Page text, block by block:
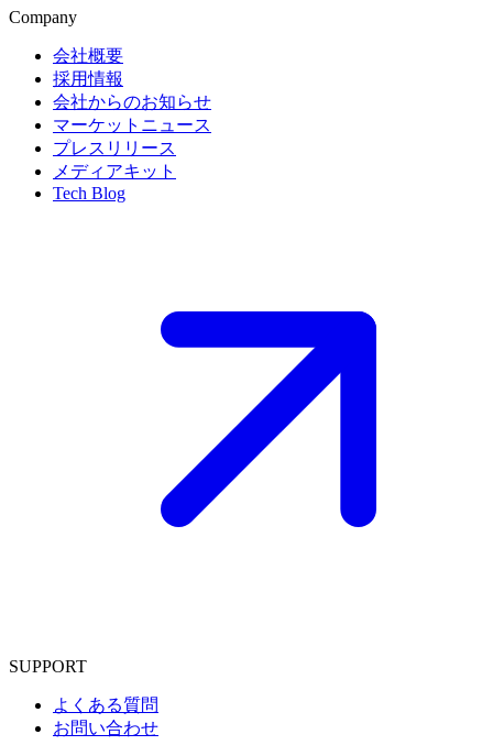
Company
会社概要
採用情報
会社からのお知らせ
マーケットニュース
プレスリリース
メディアキット
Tech Blog
SUPPORT
よくある質問
お問い合わせ